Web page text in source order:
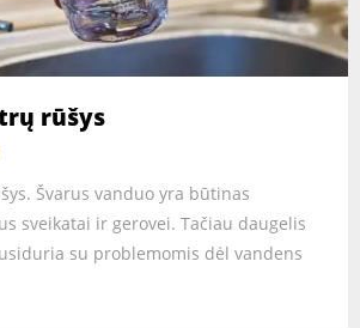
rūšys
Švarus vanduo yra būtinas
sveikatai ir gerovei. Tačiau daugelis
su problemomis dėl vandens